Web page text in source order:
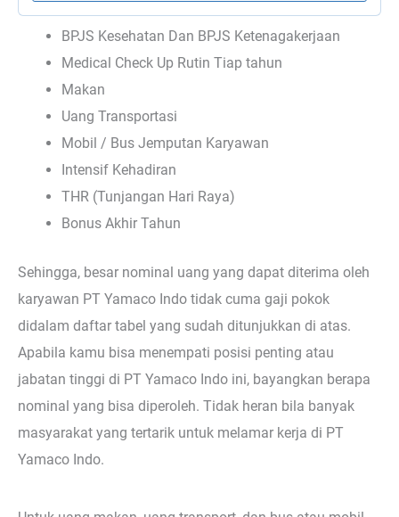
BPJS Kesehatan Dan BPJS Ketenagakerjaan
Medical Check Up Rutin Tiap tahun
Makan
Uang Transportasi
Mobil / Bus Jemputan Karyawan
Intensif Kehadiran
THR (Tunjangan Hari Raya)
Bonus Akhir Tahun
Sehingga, besar nominal uang yang dapat diterima oleh
karyawan PT Yamaco Indo tidak cuma gaji pokok
didalam daftar tabel yang sudah ditunjukkan di atas.
Apabila kamu bisa menempati posisi penting atau
jabatan tinggi di PT Yamaco Indo ini, bayangkan berapa
nominal yang bisa diperoleh. Tidak heran bila banyak
masyarakat yang tertarik untuk melamar kerja di PT
Yamaco Indo.